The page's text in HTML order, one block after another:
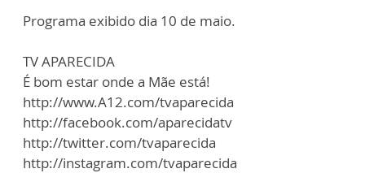
Programa exibido dia 10 de maio.
TV APARECIDA
É bom estar onde a Mãe está!
http://www.A12.com/tvaparecida
http://facebook.com/aparecidatv
http://twitter.com/tvaparecida
http://instagram.com/tvaparecida